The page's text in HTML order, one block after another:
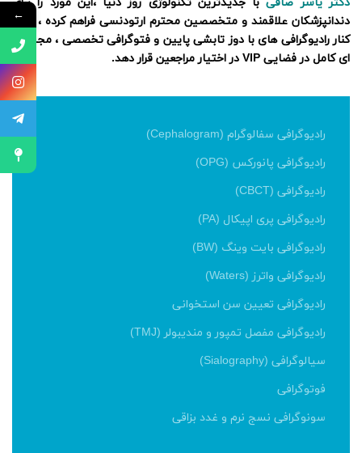
دندانپزشکان علاقمند و متخصصین محترم ارتودنسی فراهم کرده ، تا در
کنار رادیوگرافی های با دوز تابشی پایین و فتوگرافی تخصصی ، مجموعه
ای کامل در فضایی VIP در اختیار مراجعین قرار دهد.
رادیوگرافی سفالوگرام (Cephalogram)
رادیوگرافی پانورکس (OPG)
رادیوگرافی (CBCT)
رادیوگرافی پری اپیکال (PA)
رادیوگرافی بایت وینگ (BW)
رادیوگرافی واترز (Waters)
رادیوگرافی تعیین سن استخوانی
رادیوگرافی مفصل تمپور و مندیبولر (TMJ)
سیالوگرافی (Sialography)
فوتوگرافی
سونوگرافی نسج نرم و غدد بزاقی
←